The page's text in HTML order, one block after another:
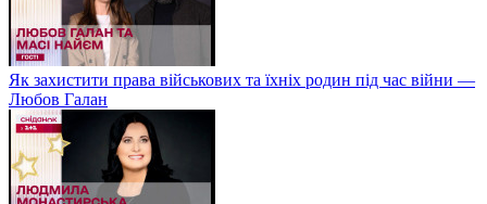
Як захистити права військових та їхніх родин під час війни —
Любов Галан